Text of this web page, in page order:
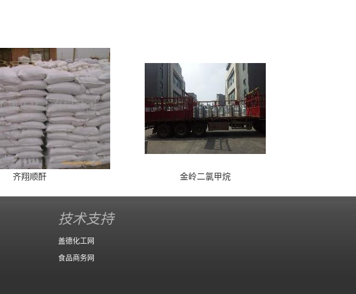
齐翔顺酐 金岭二氯甲烷
技术支持
盖德化工网
食品商务网